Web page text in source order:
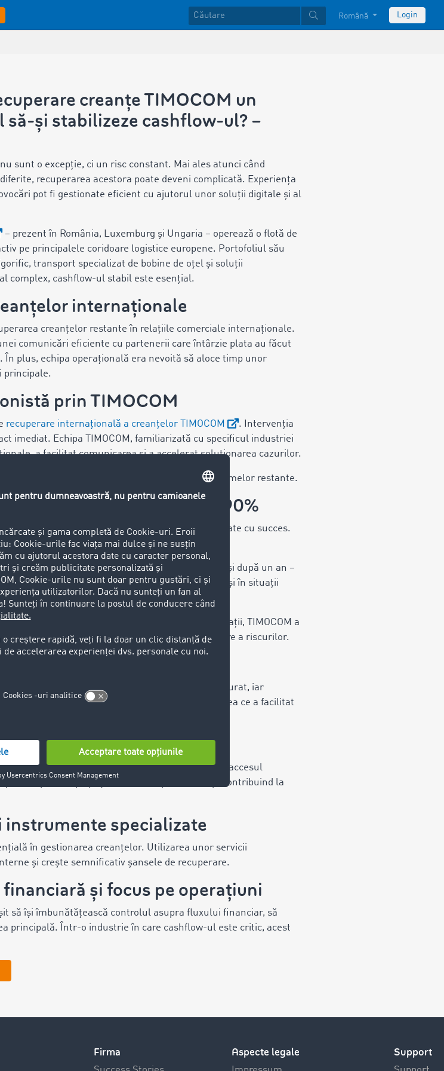
Română Login
creanțe TIMOCOM un
și stabilizeze cashflow-ul? –
sunt o excepție, ci un risc constant. Mai ales atunci când
recuperarea acestora poate deveni complicată. Experiența
pot fi gestionate eficient cu ajutorul unor soluții digitale și al
– prezent în România, Luxemburg și Ungaria – operează o flotă de
pe principalele coridoare logistice europene. Portofoliul său
transport specializat de bobine de oțel și soluții
complex, cashflow-ul stabil este esențial.
internaționale
creanțelor restante în relațiile comerciale internaționale.
comunicări eficiente cu partenerii care întârzie plata au făcut
plus, echipa operațională era nevoită să aloce timp unor
principale.
prin TIMOCOM
recuperare internațională a creanțelor TIMOCOM
. Intervenția
imediat. Echipa TIMOCOM, familiarizată cu specificul industriei
a facilitat comunicarea și a accelerat soluționarea cazurilor.
suficientă pentru a determina plata rapidă a sumelor restante.
de aproximativ 90%
90% dintre creanțele raportate au fost recuperate cu succes.
echipei.
recuperat, dar după perioade mai lungi – chiar și după un an –
implicarea constantă a echipei TIMOCOM, chiar și în situații
companii aflate deja în insolvență. În aceste situații, TIMOCOM a
partenerilor, contribuind la o mai bună gestionare a riscurilor.
real
și transparență. Procesul este bine structurat, iar
vizibilitate asupra evoluției fiecărui caz, ceea ce a facilitat
comerciale
TIMOCOM este mecanismul care limitează accesul
disciplina în piață și stimulează plata la timp, contribuind la
instrumente specializate
în gestionarea creanțelor. Utilizarea unor servicii
și crește semnificativ șansele de recuperare.
și focus pe operațiuni
să își îmbunătățească controlul asupra fluxului financiar, să
principală. Într-o industrie în care cashflow-ul este critic, acest
Firma Aspecte legale Support